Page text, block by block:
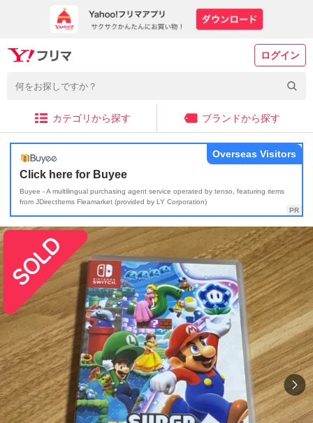
ログイン
カテゴリから探す ブランドから探す
Click here for Buyee
Buyee - A multilingual purchasing agent service operated by tenso, featuring items
from JDirectItems Fleamarket (provided by LY Corporation)
Overseas Visitors